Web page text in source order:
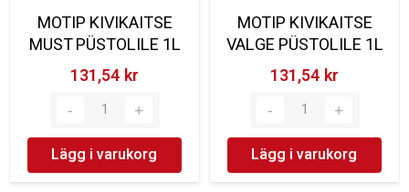
MOTIP KIVIKAITSE
MUST PÜSTOLILE 1L
131,54 kr‎
Lägg i varukorg
MOTIP KIVIKAITSE
VALGE PÜSTOLILE 1L
131,54 kr‎
Lägg i varukorg